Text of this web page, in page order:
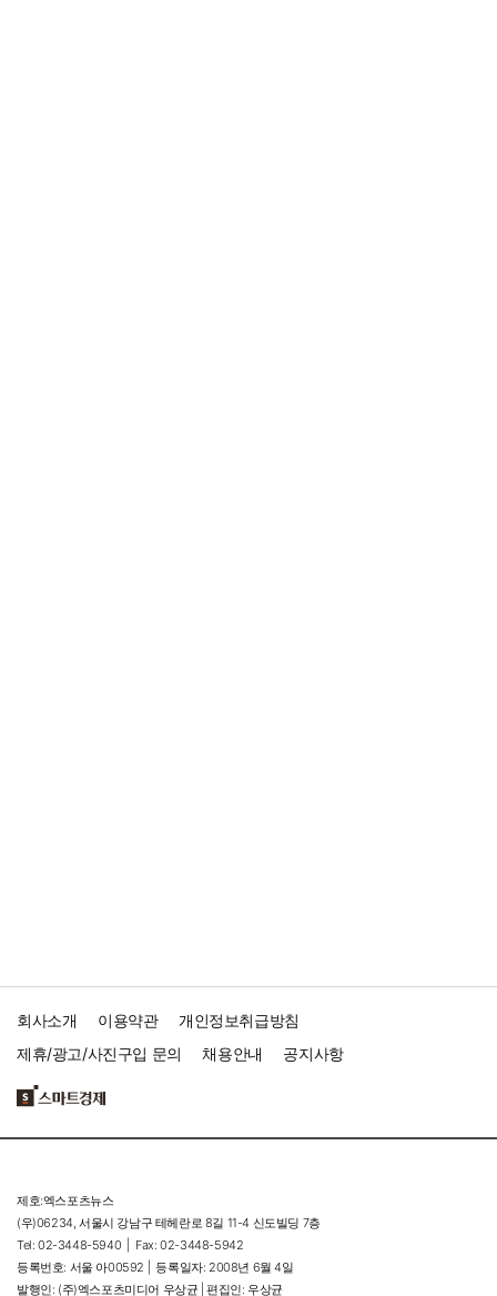
회사소개 이용약관
개인정보취급방침
제휴/광고/사진구입 문의
채용안내 공지사항
제호:엑스포츠뉴스
(우)06234, 서울시 강남구 테헤란로 8길 11-4 신도빌딩 7층
Tel: 02-3448-5940 |
Fax: 02-3448-5942
등록번호: 서울 아00592 |
등록일자: 2008년 6월 4일
발행인: (주)엑스포츠미디어 우상균 | 편집인: 우상균